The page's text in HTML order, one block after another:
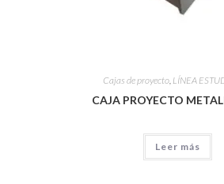
Cajas de proyecto, LÍNEA
CAJA PROYECTO
Leer más